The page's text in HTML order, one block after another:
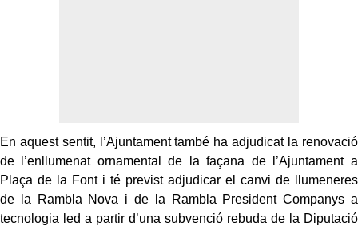
En aquest sentit, l’Ajuntament també ha adjudicat la renovació
de l’enllumenat ornamental de la façana de l’Ajuntament a
Plaça de la Font i té previst adjudicar el canvi de llumeneres
de la Rambla Nova i de la Rambla President Companys a
tecnologia led a partir d’una subvenció rebuda de la Diputació